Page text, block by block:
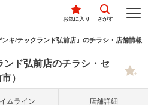
お気に入り さがす
ンキ/テックランド弘前店」のチラシ・店舗情報
ンド弘前店のチラシ・セ
）
ム ライン 店舗詳細